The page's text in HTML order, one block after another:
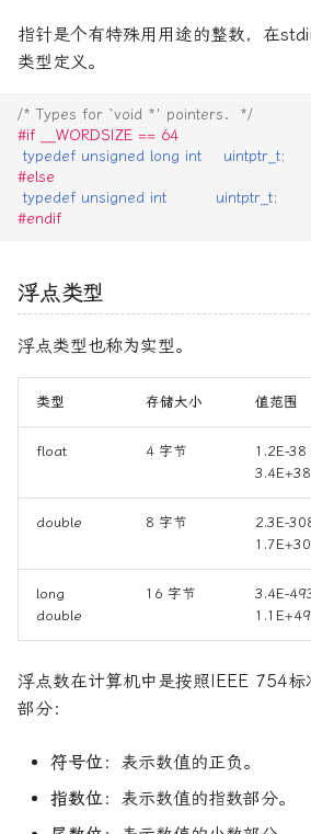
指针是个有特殊⽤用途的整数，在
类型定义。
/* Types for `void *' pointers.  */
#if __WORDSIZE == 64
typedef unsigned long int uintptr_t;
#else
typedef unsigned int uintptr_t;
#endif
浮点类型
浮点类型也称为实型。
类型 存储大小 值范围
float 4 字节
1.2E-38
3.4E+38
double 8 字节
2.3E-
long
double
16 字节
3.4E-
浮点数在计算机中是按照IEEE 754标
部分：
符号位：表示数值的正负。
指数位：表示数值的指数部分。